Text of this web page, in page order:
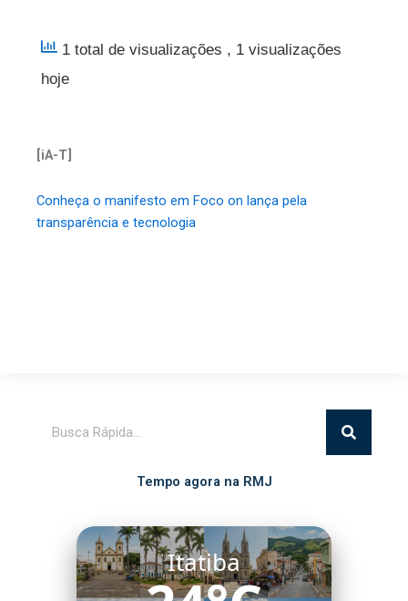
1 total de visualizações , 1 visualizações
hoje
[iA-T]
Conheça o manifesto em Foco on lança pela
transparência e tecnologia
Tempo agora na RMJ
Itatiba